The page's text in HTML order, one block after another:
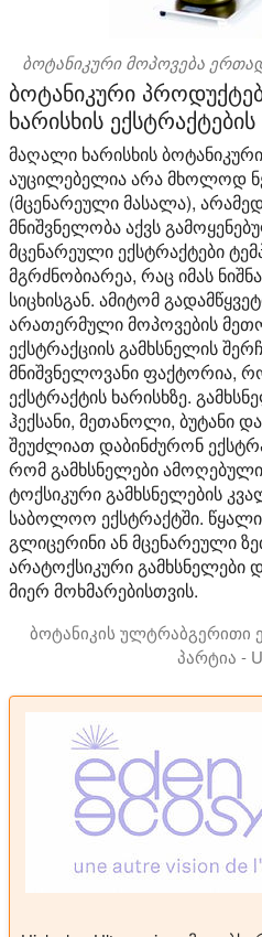
ბოტანიკური მოპოვება
ბოტანიკური
ხარისხის
მაღალი ხარისხის
აუცილებელია არა მხოლოდ
(მცენარეული მასალა),
მნიშვნელობა აქვს
მცენარეული ექსტრაქტები
მგრძნობიარეა, რაც იმას
სიცხისგან. ამიტომ
არათერმული მოპოვების
ექსტრაქციის გამხსნელის
მნიშვნელოვანი ფაქტორია,
ექსტრაქტის ხარისხზე.
ჰექსანი, მეთანოლი, ბუტანი და
შეუძლიათ დაბინძურონ
რომ გამხსნელები
ტოქსიკური გამხსნელების
საბოლოო ექსტრაქტში.
გლიცერინი ან მცენარეული
არატოქსიკური გამხსნელები
მიერ მოხმარებისთვის.
ბოტანიკის ულტრაბგერითი
პარტია -